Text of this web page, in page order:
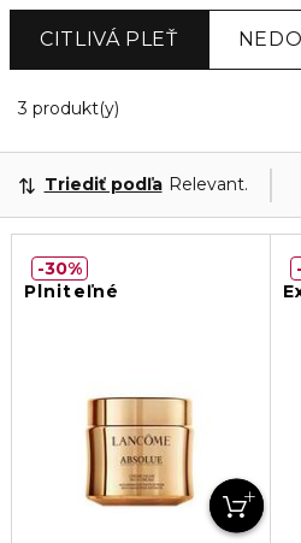
CITLIVÁ PLEŤ
3 produkt(y)
Triediť podľa Relevantnosť
Plniteľné
30%